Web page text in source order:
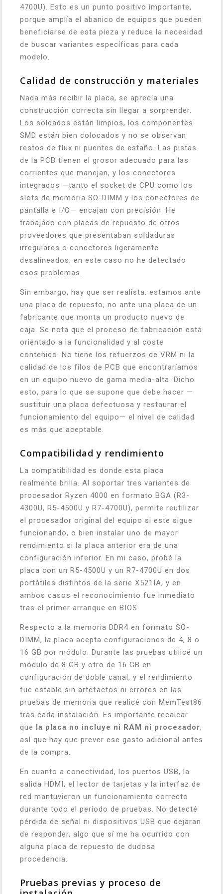
4700U). Esto es un punto positivo importante,
porque amplía el abanico de equipos que pueden
beneficiarse de esta pieza y reduce la necesidad
de buscar variantes específicas para cada
modelo.
Calidad de construcción y materiales
Nada más recibir la placa, se aprecia una
construcción correcta sin llegar a sorprender.
Los soldados están limpios, los componentes
SMD están bien colocados y no se observan
restos de flux ni puentes de estaño. Las pistas
de la PCB tienen el grosor adecuado para las
corrientes que manejan, y los conectores
integrados —tanto el socket de CPU como los
slots de memoria SO-DIMM y los conectores de
pantalla e I/O— encajan con precisión. He
trabajado con placas de repuesto de otros
proveedores que presentaban soldaduras
irregulares o conectores ligeramente
desalineados; en este caso no he detectado
esos problemas.
Sin embargo, hay que ser realista: estamos ante
una placa de repuesto, no ante una placa de un
fabricante que monta un producto nuevo de
caja. Se nota que el proceso de fabricación está
orientado a la funcionalidad y al coste
contenido. No tiene los refuerzos de VRM ni la
calidad de los filos de PCB que encontraríamos
en un equipo nuevo de gama media-alta. Dicho
esto, para lo que se supone que debe hacer —
sustituir una placa defectuosa y restaurar el
funcionamiento del equipo— el nivel de calidad
es más que aceptable.
Compatibilidad y rendimiento
La compatibilidad es donde esta placa
realmente brilla. Al soportar tres variantes de
procesador Ryzen 4000 en formato BGA (R3-
4300U, R5-4500U y R7-4700U), permite reutilizar
el procesador original del equipo si este sigue
funcionando, o bien instalar uno de mayor
rendimiento si la placa anterior era de una
configuración inferior. En mi caso, probé la
placa con un R5-4500U y un R7-4700U en dos
portátiles distintos de la serie X521IA, y en
ambos casos el reconocimiento fue inmediato
tras el primer arranque en BIOS.
Respecto a la memoria DDR4 en formato SO-
DIMM, la placa acepta configuraciones de 4, 8 o
16 GB por módulo. Durante las pruebas utilicé un
módulo de 8 GB y otro de 16 GB en
configuración de doble canal, y el rendimiento
fue estable sin artefactos ni errores en las
pruebas de memoria que realicé con MemTest86
tras cada instalación. Es importante recalcar
que la placa no incluye ni RAM ni procesador,
así que hay que prever ese gasto adicional antes
de la compra.
En cuanto a conectividad, los puertos USB, la
salida HDMI, el lector de tarjetas y la interfaz de
red mantuvieron un funcionamiento correcto
durante todo el periodo de pruebas. No detecté
pérdida de señal ni dispositivos USB que dejaran
de responder, algo que sí me ha ocurrido con
alguna placa de repuesto de dudosa
procedencia.
Pruebas previas y proceso de